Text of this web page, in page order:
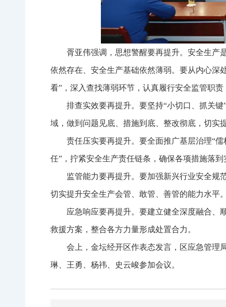
胥亚伟强调，思想警醒要再提升。安全生产
依然存在、安全生产基础依然薄弱。要从内心深
看”，深入查找薄弱环节，认真履行安全监管职
排查实效要再提升。要坚持“小切口、抓关
域，做到问题见底、措施到底、整改彻底，切实
责任压实要再提升。要全面推广基层治理“
任”，拧紧安全生产责任链条，确保各项措施落到
监管能力要再提升。要加强新兴行业安全规
切实提升安全生产会管、敢管、善管的能力水平
应急响应要再提升。要建立健全深度融合、
救援方案，整合各方力量形成处置合力。
会上，金坛经开区作表态发言，区应急管理
琳、王勇、杨祎、史云峻参加会议。